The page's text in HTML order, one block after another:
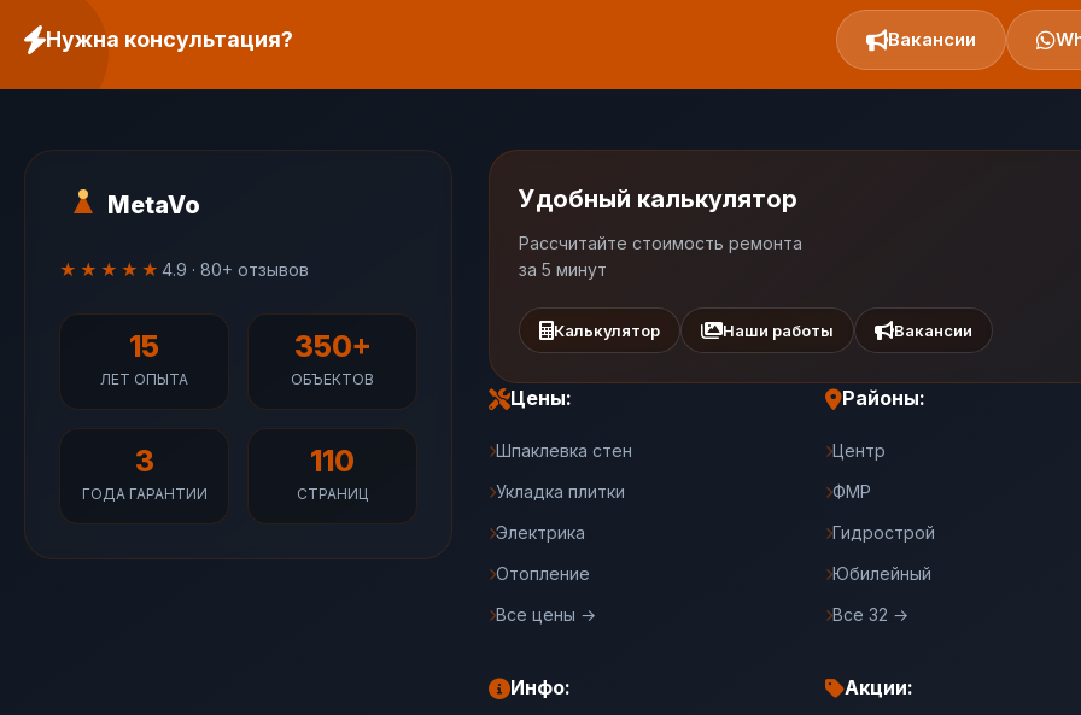
Нужна консультация? Вакансии
MetaVo
★★★★★ 4.9 · 80+ отзывов
15
ЛЕТ ОПЫТА
350+
ОБЪЕКТОВ
3
ГОДА ГАРАНТИИ
110
СТРАНИЦ
Удобный калькулятор
Рассчитайте стоимость ремонта
за 5 минут
Калькулятор Наши работы Вакансии
Цены:
Шпаклевка стен
Укладка плитки
Электрика
Отопление
Все цены →
Районы:
Центр
ФМР
Гидрострой
Юбилейный
Все 32 →
Инфо: Акции: